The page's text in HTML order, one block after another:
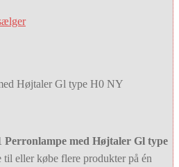
Højtaler Gl type H0 NY
Perronlampe med Højtaler Gl type
eller købe flere produkter på én